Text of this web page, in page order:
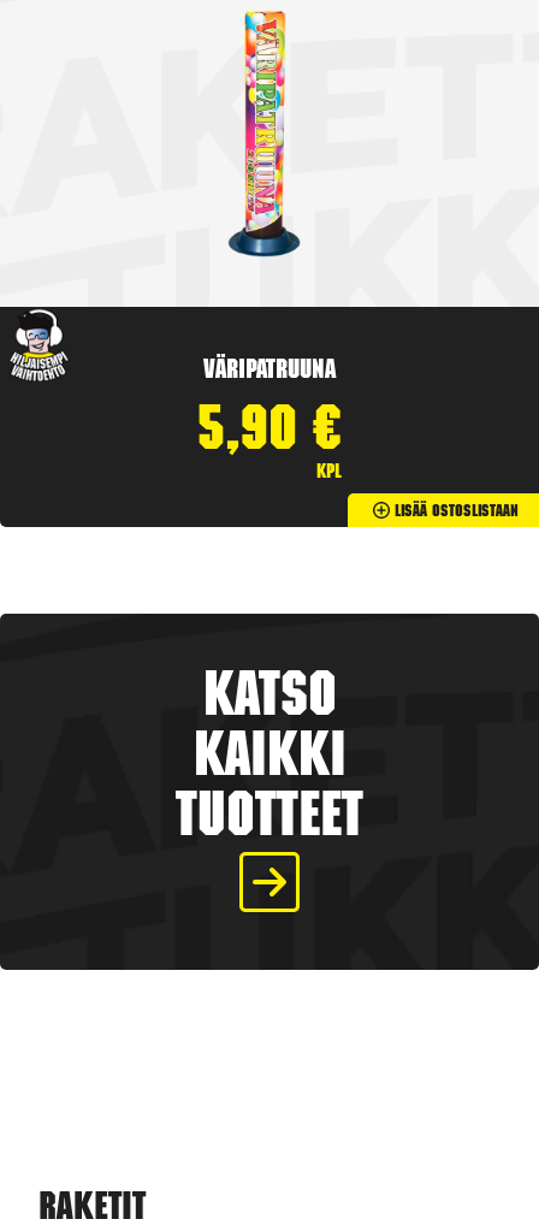
Väripatruuna
5,90 €
kpl
Lisää Ostoslistaan
Katso
kaikki
tuotteet
Raketit